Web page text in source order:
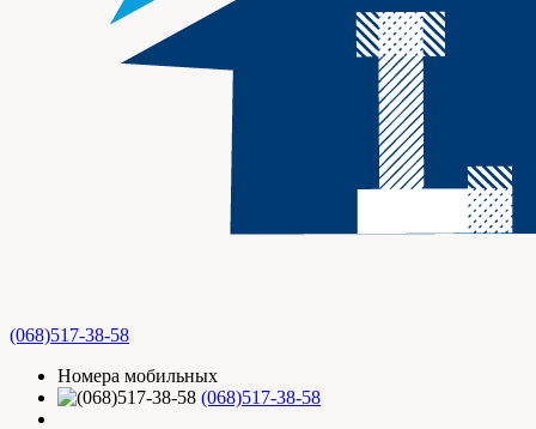
(068)517-38-58
Номера мобильных
(068)517-38-58